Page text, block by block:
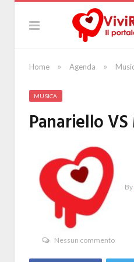
Home » Agenda »
MUSICA
Panariello
By
Nessun commento